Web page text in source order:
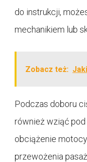
do instrukcji,
mechanikiem lub
Zobacz też:
Podczas doboru
również wziąć pod
obciążenie
przewożenia